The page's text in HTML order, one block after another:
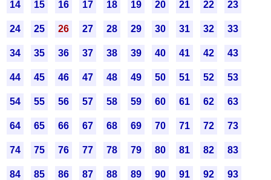
14 15 16 17 18 19 20 21 22 23
24 25 26 27 28 29 30 31 32 33
34 35 36 37 38 39 40 41 42 43
44 45 46 47 48 49 50 51 52 53
54 55 56 57 58 59 60 61 62 63
64 65 66 67 68 69 70 71 72 73
74 75 76 77 78 79 80 81 82 83
84 85 86 87 88 89 90 91 92 93